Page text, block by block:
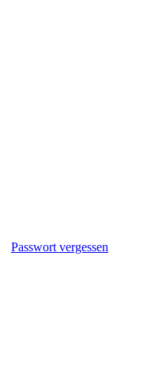
Passwort vergessen